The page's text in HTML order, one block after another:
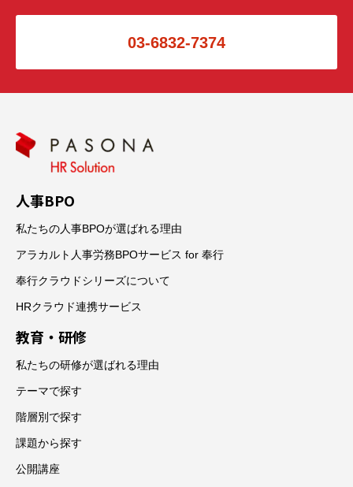
03-6832-7374
人事BPO
私たちの人事BPOが選ばれる理由
アラカルト人事労務BPOサービス for 奉行
奉行クラウドシリーズについて
HRクラウド連携サービス
教育・研修
私たちの研修が選ばれる理由
テーマで探す
階層別で探す
課題から探す
公開講座